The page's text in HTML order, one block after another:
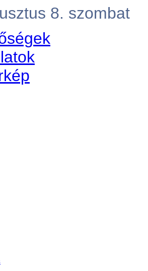
8. szombat